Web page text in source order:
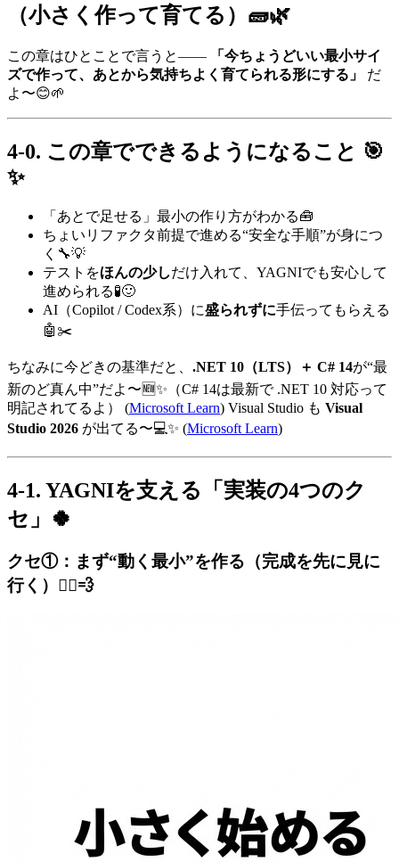
（小さく作って育てる）🧱🌿
この章はひとことで言うと――
「今ちょうどいい最小サイ
ズで作って、あとから気持ちよく育てられる形にする」
だ
よ〜😊🌱
4-0. この章でできるようになること 🎯
✨
「あとで足せる」最小の作り方がわかる🧰
ちょいリファクタ前提で進める“安全な手順”が身につ
く🔧💡
テストをほんの少しだけ入れて、YAGNIでも安心して
進められる🧪🙂
AI（Copilot / Codex系）に盛られずに手伝ってもらえる
🤖✂️
ちなみに今どきの基準だと、 .NET 10（LTS）＋ C# 14が“最
新のど真ん中”だよ〜🆕✨（C# 14は最新で .NET 10 対応って
明記されてるよ） (Microsoft Learn) Visual Studio も Visual
Studio 2026 が出てる〜💻✨ (Microsoft Learn)
4-1. YAGNIを支える「実装の4つのク
セ」🍀
クセ①：まず“動く最小”を作る（完成を先に見に
行く）🏃‍♀️💨